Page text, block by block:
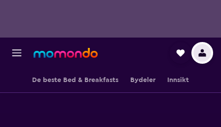
De beste Bed & Breakfasts Bydeler Innsikt